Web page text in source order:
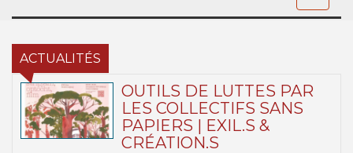
ACTUALITÉS
OUTILS DE LUTTES PAR
LES COLLECTIFS SANS
PAPIERS | EXIL.S &
CRÉATION.S